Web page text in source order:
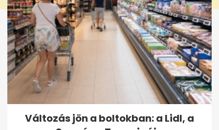
Változás jön a boltokban: a Lidl, a